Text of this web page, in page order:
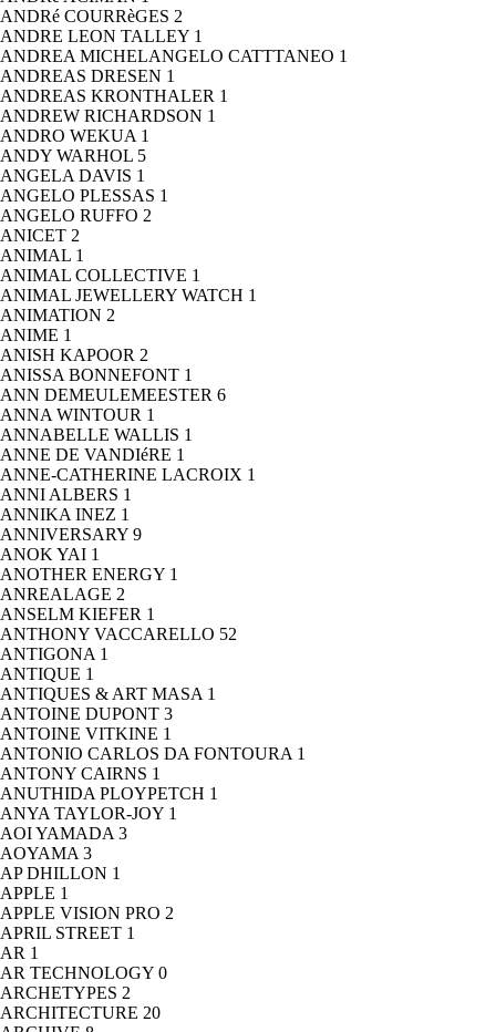
ANDRé COURRèGES 2
ANDRE LEON TALLEY 1
ANDREA MICHELANGELO CATTTANEO 1
ANDREAS DRESEN 1
ANDREAS KRONTHALER 1
ANDREW RICHARDSON 1
ANDRO WEKUA 1
ANDY WARHOL 5
ANGELA DAVIS 1
ANGELO PLESSAS 1
ANGELO RUFFO 2
ANICET 2
ANIMAL 1
ANIMAL COLLECTIVE 1
ANIMAL JEWELLERY WATCH 1
ANIMATION 2
ANIME 1
ANISH KAPOOR 2
ANISSA BONNEFONT 1
ANN DEMEULEMEESTER 6
ANNA WINTOUR 1
ANNABELLE WALLIS 1
ANNE DE VANDIéRE 1
ANNE-CATHERINE LACROIX 1
ANNI ALBERS 1
ANNIKA INEZ 1
ANNIVERSARY 9
ANOK YAI 1
ANOTHER ENERGY 1
ANREALAGE 2
ANSELM KIEFER 1
ANTHONY VACCARELLO 52
ANTIGONA 1
ANTIQUE 1
ANTIQUES & ART MASA 1
ANTOINE DUPONT 3
ANTOINE VITKINE 1
ANTONIO CARLOS DA FONTOURA 1
ANTONY CAIRNS 1
ANUTHIDA PLOYPETCH 1
ANYA TAYLOR-JOY 1
AOI YAMADA 3
AOYAMA 3
AP DHILLON 1
APPLE 1
APPLE VISION PRO 2
APRIL STREET 1
AR 1
AR TECHNOLOGY 0
ARCHETYPES 2
ARCHITECTURE 20